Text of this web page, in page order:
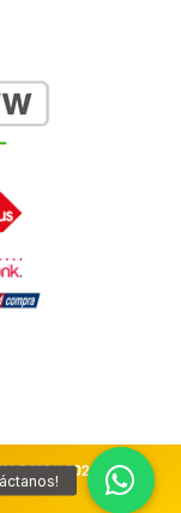
|| 2026